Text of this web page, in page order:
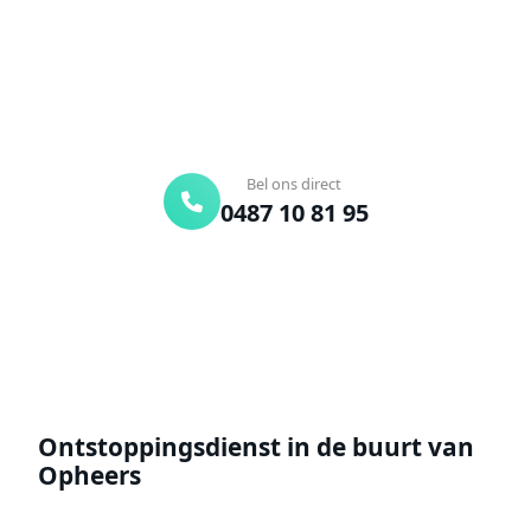
Bel ons direct
0487 10 81 95
Ontstoppingsdienst in de buurt van
Opheers